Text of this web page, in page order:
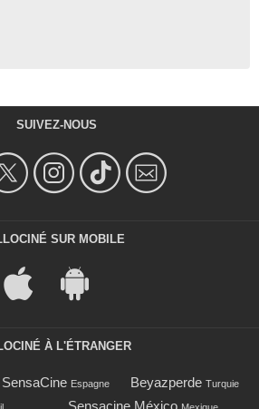
SUIVEZ-NOUS
SUR MOBILE
À L'ÉTRANGER
SensaCine Espagne Beyazperde Turquie
Sensacine México